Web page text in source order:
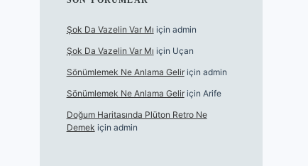
Şok Da Vazelin Var Mı için admin
Şok Da Vazelin Var Mı için Uçan
Sönümlemek Ne Anlama Geliriçin admin
Sönümlemek Ne Anlama Geliriçin Arife
Doğum Haritasında Plüton Retro Ne
Demek için admin